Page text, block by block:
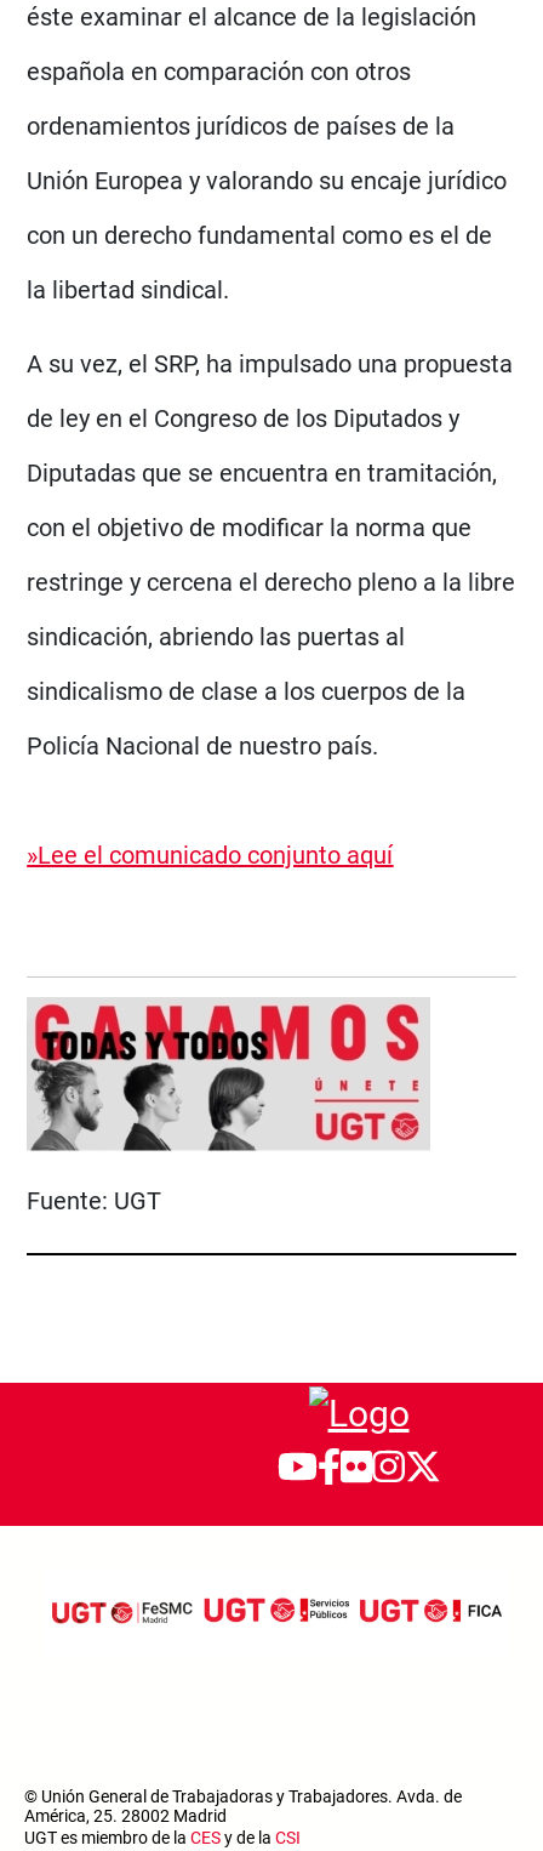
éste examinar el alcance de la legislación
española en comparación con otros
ordenamientos jurídicos de países de la
Unión Europea y valorando su encaje jurídico
con un derecho fundamental como es el de
la libertad sindical.
A su vez, el SRP, ha impulsado una propuesta
de ley en el Congreso de los Diputados y
Diputadas que se encuentra en tramitación,
con el objetivo de modificar la norma que
restringe y cercena el derecho pleno a la libre
sindicación, abriendo las puertas al
sindicalismo de clase a los cuerpos de la
Policía Nacional de nuestro país.
»Lee el comunicado conjunto aquí
Fuente: UGT
© Unión General de Trabajadoras y Trabajadores. Avda. de
América, 25. 28002 Madrid
UGT es miembro de la CESy de la CSI